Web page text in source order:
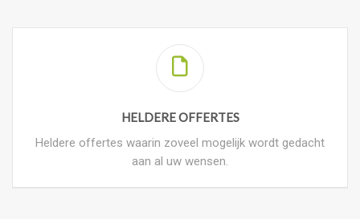
HELDERE OFFERTES
Heldere offertes waarin zoveel mogelijk wordt gedacht
aan al uw wensen.